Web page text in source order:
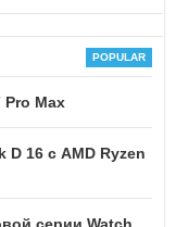
Pro Max
D 16 с AMD Ryzen